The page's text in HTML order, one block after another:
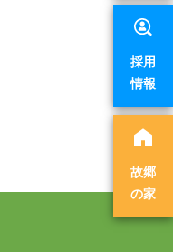
採用
情報
故郷
の家